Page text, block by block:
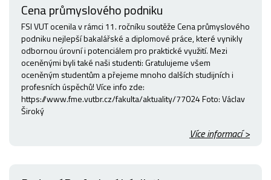
Cena průmyslového podniku
FSI VUT ocenila v rámci 11. ročníku soutěže Cena průmyslového
podniku nejlepší bakalářské a diplomové práce, které vynikly
odbornou úrovní i potenciálem pro praktické využití. Mezi
oceněnými byli také naši studenti: Gratulujeme všem
oceněným studentům a přejeme mnoho dalších studijních i
profesních úspěchů! Více info zde:
https://www.fme.vutbr.cz/fakulta/aktuality/77024 Foto: Václav
Široký
Více informací >